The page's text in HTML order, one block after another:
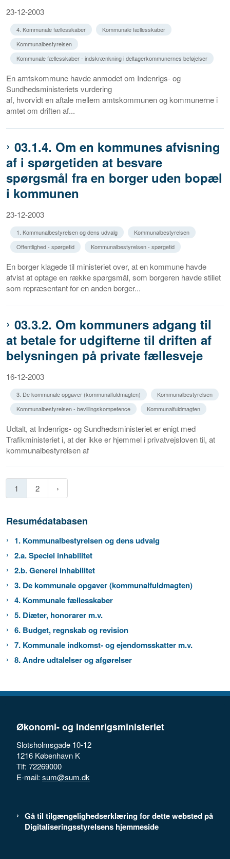
23-12-2003
4. Kommunale fællesskaber
Kommunale fællesskaber
Kommunalbestyrelsen
Kommunale fællesskaber - indskrænkning i deltagerkommunernes beføjelser
En amtskommune havde anmodet om Indenrigs- og
Sundhedsministeriets vurdering
af, hvorvidt en aftale mellem amtskommunen og kommunerne i
amtet om driften af...
03.1.4. Om en kommunes afvisning
af i spørgetiden at besvare
spørgsmål fra en borger uden bopæl
i kommunen
23-12-2003
1. Kommunalbestyrelsen og dens udvalg
Kommunalbestyrelsen
Offentlighed - spørgetid
Kommunalbestyrelsen - spørgetid
En borger klagede til ministeriet over, at en kommune havde
afvist at optage en række spørgsmål, som borgeren havde stillet
som repræsentant for en anden borger...
03.3.2. Om kommuners adgang til
at betale for udgifterne til driften af
belysningen på private fællesveje
16-12-2003
3. De kommunale opgaver (kommunalfuldmagten)
Kommunalbestyrelsen
Kommunalbestyrelsen - bevillingskompetence
Kommunalfuldmagten
Udtalt, at Indenrigs- og Sundhedsministeriet er enigt med
Trafikministeriet i, at der ikke er hjemmel i privatvejsloven til, at
kommunalbestyrelsen af
1 2
Resumédatabasen
1. Kommunalbestyrelsen og dens udvalg
2.a. Speciel inhabilitet
2.b. Generel inhabilitet
3. De kommunale opgaver (kommunalfuldmagten)
4. Kommunale fællesskaber
5. Diæter, honorarer m.v.
6. Budget, regnskab og revision
7. Kommunale indkomst- og ejendomsskatter m.v.
8. Andre udtalelser og afgørelser
Økonomi- og Indenrigsministeriet
Slotsholmsgade 10-12
1216 København K
Tlf: 72269000
E-mail: sum@sum.dk
Gå til tilgængelighedserklæring for dette websted på
Digitaliseringsstyrelsens hjemmeside